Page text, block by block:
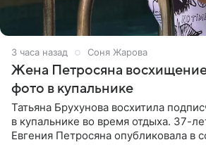
3 часа назад Соня Жарова
Жена Петросяна
фото в купальнике
Татьяна Брухунова восхитила
в купальнике во время отдыха. 37-
Евгения Петросяна опубликовала в